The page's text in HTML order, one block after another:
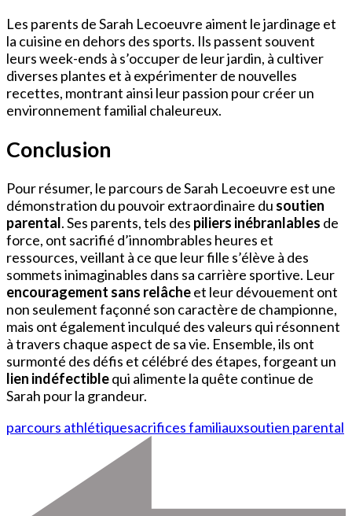
Les parents de Sarah Lecoeuvre aiment le jardinage et
la cuisine en dehors des sports. Ils passent souvent
leurs week-ends à s’occuper de leur jardin, à cultiver
diverses plantes et à expérimenter de nouvelles
recettes, montrant ainsi leur passion pour créer un
environnement familial chaleureux.
Conclusion
Pour résumer, le parcours de Sarah Lecoeuvre est une
démonstration du pouvoir extraordinaire du soutien
parental. Ses parents, tels des piliers inébranlables de
force, ont sacrifié d’innombrables heures et
ressources, veillant à ce que leur fille s’élève à des
sommets inimaginables dans sa carrière sportive. Leur
encouragement sans relâcheet leur dévouement ont
non seulement façonné son caractère de championne,
mais ont également inculqué des valeurs qui résonnent
à travers chaque aspect de sa vie. Ensemble, ils ont
surmonté des défis et célébré des étapes, forgeant un
lien indéfectiblequi alimente la quête continue de
Sarah pour la grandeur.
parcours athlétiquesacrifices familiauxsoutien parental